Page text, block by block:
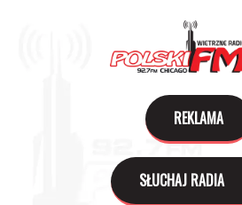
REKLAMA
SŁUCHAJ RADIA